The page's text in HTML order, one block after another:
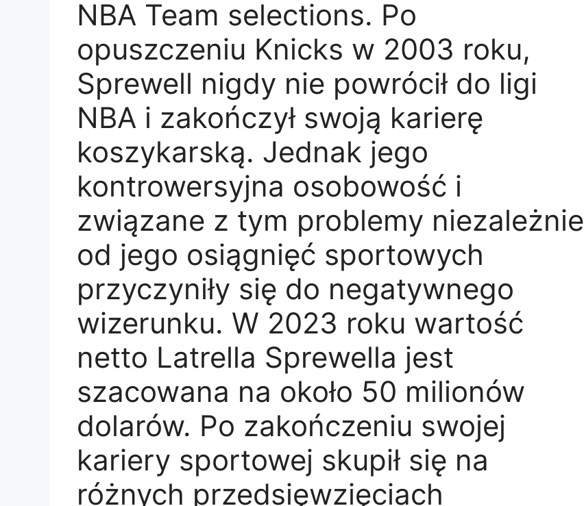
NBA Team selections. Po
opuszczeniu Knicks w 2003 roku,
Sprewell nigdy nie powrócił do ligi
NBA i zakończył swoją karierę
koszykarską. Jednak jego
kontrowersyjna osobowość i
związane z tym problemy niezależnie
od jego osiągnięć sportowych
przyczyniły się do negatywnego
wizerunku. W 2023 roku wartość
netto Latrella Sprewella jest
szacowana na około 50 milionów
dolarów. Po zakończeniu swojej
kariery sportowej skupił się na
różnych przedsięwzięciach